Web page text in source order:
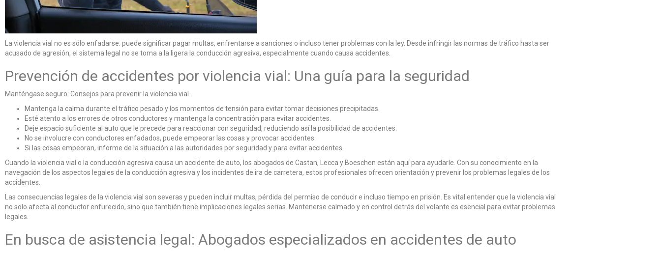
La violencia vial no es sólo enfadarse: puede significar pagar multas, enfrentarse a sanciones o incluso tener problemas con la ley. Desde infringir las normas de tráfico hasta ser
acusado de agresión, el sistema legal no se toma a la ligera la conducción agresiva, especialmente cuando causa accidentes.
Prevención de accidentes por violencia vial: Una guía para la seguridad
Manténgase seguro: Consejos para prevenir la violencia vial.
Mantenga la calma durante el tráfico pesado y los momentos de tensión para evitar tomar decisiones precipitadas.
Esté atento a los errores de otros conductores y mantenga la concentración para evitar accidentes.
Deje espacio suficiente al auto que le precede para reaccionar con seguridad, reduciendo así la posibilidad de accidentes.
No se involucre con conductores enfadados, puede empeorar las cosas y provocar accidentes.
Si las cosas empeoran, informe de la situación a las autoridades por seguridad y para evitar accidentes.
Cuando la violencia vial o la conducción agresiva causa un accidente de auto, los abogados de Castan, Lecca y Boeschen están aquí para ayudarle. Con su conocimiento en la
navegación de los aspectos legales de la conducción agresiva y los incidentes de ira de carretera, estos profesionales ofrecen orientación y prevenir los problemas legales de los
accidentes.
Las consecuencias legales de la violencia vial son severas y pueden incluir multas, pérdida del permiso de conducir e incluso tiempo en prisión. Es vital entender que la violencia vial
no solo afecta al conductor enfurecido, sino que también tiene implicaciones legales serias. Mantenerse calmado y en control detrás del volante es esencial para evitar problemas
legales.
En busca de asistencia legal: Abogados especializados en accidentes de auto